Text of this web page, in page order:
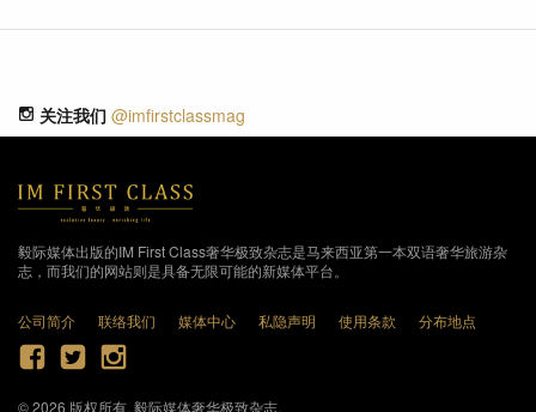
关注我们 @imfirstclassmag
毅际媒体出版的IM First Class奢华极致杂志是马来西亚第一本双语奢华旅游杂
志，而我们的网站则是具备无限可能的新媒体平台。
公司简介 联络我们 媒体中心 私隐声明 使用条款 分布地点
© 2026 版权所有, 毅际媒体奢华极致杂志.